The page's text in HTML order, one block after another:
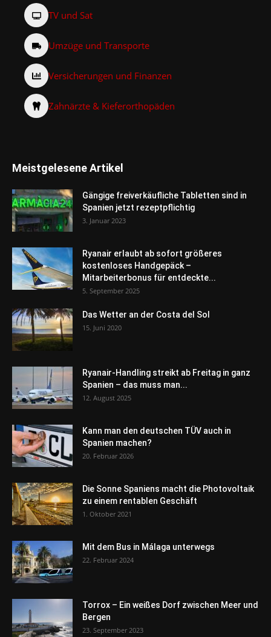
TV und Sat
Umzüge und Transporte
Versicherungen und Finanzen
Zahnärzte & Kieferorthopäden
Meistgelesene Artikel
Gängige freiverkäufliche Tabletten sind in
Spanien jetzt rezeptpflichtig
3. Januar 2023
Ryanair erlaubt ab sofort größeres
kostenloses Handgepäck –
Mitarbeiterbonus für entdeckte...
5. September 2025
Das Wetter an der Costa del Sol
15. Juni 2020
Ryanair-Handling streikt ab Freitag in ganz
Spanien – das muss man...
12. August 2025
Kann man den deutschen TÜV auch in
Spanien machen?
20. Februar 2026
Die Sonne Spaniens macht die Photovoltaik
zu einem rentablen Geschäft
1. Oktober 2021
Mit dem Bus in Málaga unterwegs
22. Februar 2024
Torrox – Ein weißes Dorf zwischen Meer und
Bergen
23. September 2023